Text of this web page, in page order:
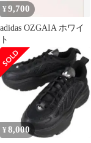
¥9,700
adidas OZGAIA ホワイ
ト
¥ 8,000